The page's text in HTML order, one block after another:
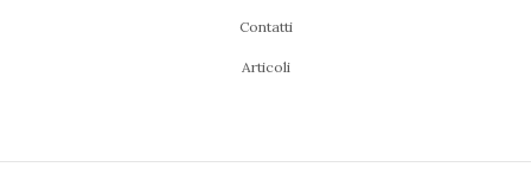
Contatti
Articoli